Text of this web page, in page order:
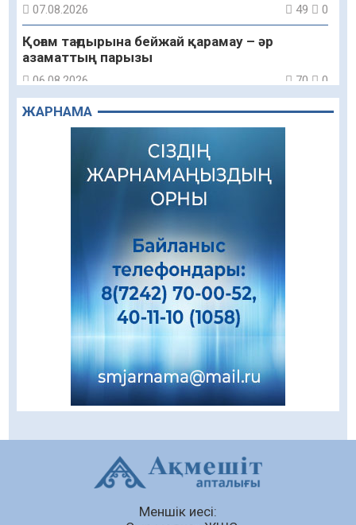
07.08.2026 49 0
Қоғам тағдырына бейжай қарамау – әр
азаматтың парызы
06.08.2026 70 0
Құрылтай сайлауы – азаматтық ұстанымды
танытатын маңызды қадам
Қызылордада «Саналы ұрпақ – жарқын
болашақ» атты кеңейтілген мәжіліс өтті
Open Air: Қызылорда облысы полиция
департаменті 20 мыңнан астам көрерменнің
қауіпсіздігін қамтамасыз етті
06.08.2026
Қазақстан Орталық Азиядағы көшуге ең
қолайлы ел атанды
06.08.2026
Жаңақорған ауданында құс фабрикасы
Өрт қауіпсіздігі талаптарын сақтау – әр
ЖАРНАМА
Меншік иесі: